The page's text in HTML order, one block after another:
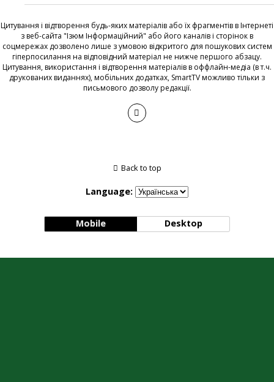
Цитування і відтворення будь-яких матеріалів або їх фрагментів в Інтернеті
з веб-сайта "Ізюм Інформаційний" або його каналів і сторінок в
соцмережах дозволено лише з умовою відкритого для пошукових систем
гіперпосилання на відповідний матеріал не нижче першого абзацу.
Цитування, використання і відтворення матеріалів в оффлайн-медіа (в т.ч.
друкованих виданнях), мобільних додатках, SmartTV можливо тільки з
письмового дозволу редакції.
Back to top
Language:
Mobile Desktop